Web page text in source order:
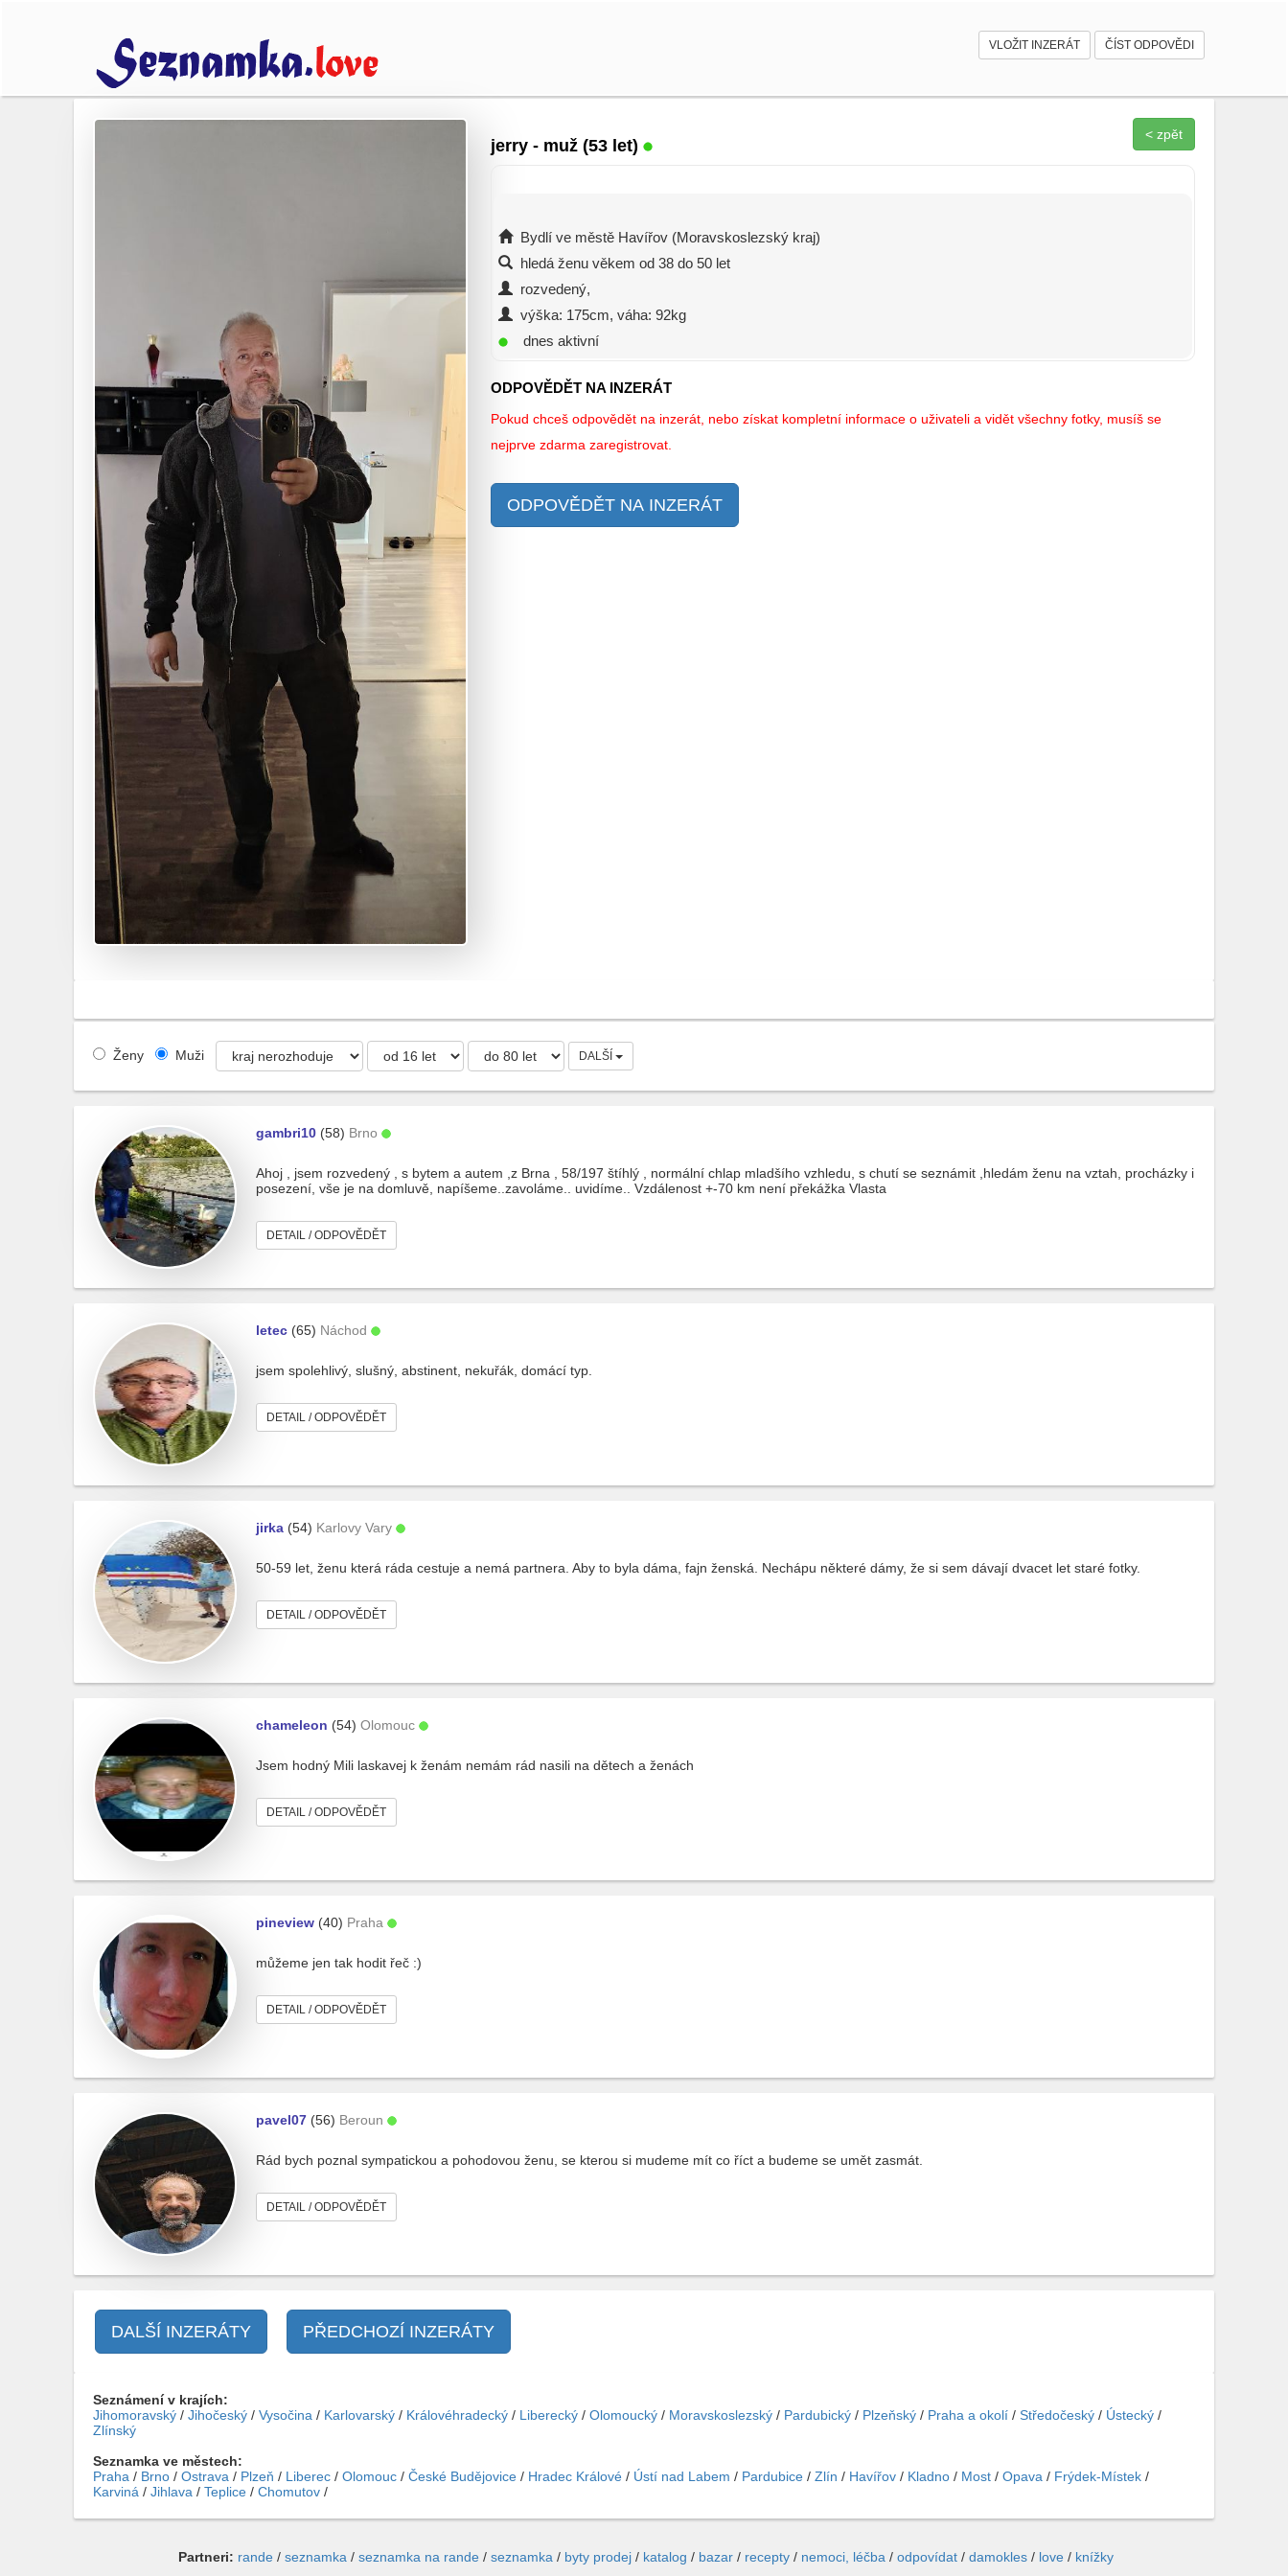
VLOŽIT INZERÁT ČÍST ODPOVĚDI
jerry - muž (53 let)
< zpět
Bydlí ve městě Havířov (Moravskoslezský kraj)
hledá ženu věkem od 38 do 50 let
rozvedený,
výška: 175cm, váha: 92kg
dnes aktivní
ODPOVĚDĚT NA INZERÁT
Pokud chceš odpovědět na inzerát, nebo získat kompletní informace o uživateli a vidět všechny fotky, musíš se
nejprve zdarma zaregistrovat.
ODPOVĚDĚT NA INZERÁT
Ženy Muži DALŠÍ
gambri10 (58) Brno
Ahoj , jsem rozvedený , s bytem a autem ,z Brna , 58/197 štíhlý , normální chlap mladšího vzhledu, s chutí se seznámit ,hledám ženu na vztah, procházky i
posezení, vše je na domluvě, napíšeme..zavoláme.. uvidíme.. Vzdálenost +-70 km není překážka Vlasta
DETAIL / ODPOVĚDĚT
letec (65) Náchod
jsem spolehlivý, slušný, abstinent, nekuřák, domácí typ.
DETAIL / ODPOVĚDĚT
jirka (54) Karlovy Vary
50-59 let, ženu která ráda cestuje a nemá partnera. Aby to byla dáma, fajn ženská. Nechápu některé dámy, že si sem dávají dvacet let staré fotky.
DETAIL / ODPOVĚDĚT
chameleon (54) Olomouc
Jsem hodný Mili laskavej k ženám nemám rád nasili na dětech a ženách
DETAIL / ODPOVĚDĚT
pineview (40) Praha
můžeme jen tak hodit řeč :)
DETAIL / ODPOVĚDĚT
pavel07 (56) Beroun
Rád bych poznal sympatickou a pohodovou ženu, se kterou si mudeme mít co říct a budeme se umět zasmát.
DETAIL / ODPOVĚDĚT
DALŠÍ INZERÁTY PŘEDCHOZÍ INZERÁTY
Seznámení v krajích:
Jihomoravský / Jihočeský / Vysočina / Karlovarský / Královéhradecký / Liberecký / Olomoucký / Moravskoslezský / Pardubický / Plzeňský / Praha a okolí / Středočeský / Ústecký /
Zlínský
Seznamka ve městech:
Praha / Brno / Ostrava / Plzeň / Liberec / Olomouc / České Budějovice / Hradec Králové / Ústí nad Labem / Pardubice / Zlín / Havířov / Kladno / Most / Opava / Frýdek-Místek /
Karviná / Jihlava / Teplice / Chomutov /
Partneri: rande / seznamka / seznamka na rande / seznamka / byty prodej / katalog / bazar / recepty / nemoci, léčba / odpovídat / damokles / love / knížky